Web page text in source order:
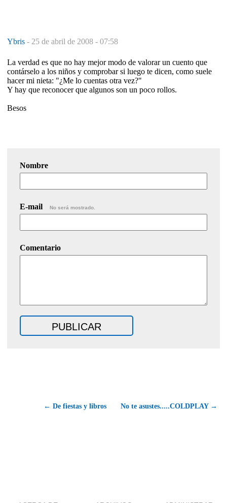
Ybris - 25 de abril de 2008 - 07:58
La verdad es que no hay mejor modo de valorar un cuento que
contárselo a los niños y comprobar si luego te dicen, como suele
hacer mi nieta: "¿Me lo cuentas otra vez?"
Y hay que reconocer que algunos son un poco rollos.
Besos
Nombre
E-mail No será mostrado.
Comentario
← De fiestas y libros No te asustes.....COLDPLAY →